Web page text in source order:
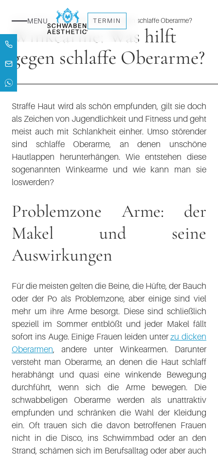
MENU TERMIN
Home→Blog Winkearme: Was hilft gegen schlaffe Oberarme?
Winkearme: Was hilft
gegen schlaffe Oberarme?
Straffe Haut wird als schön empfunden, gilt sie doch
als Zeichen von Jugendlichkeit und Fitness und geht
meist auch mit Schlankheit einher. Umso störender
sind schlaffe Oberarme, an denen unschöne
Hautlappen herunterhängen. Wie entstehen diese
sogenannten Winkearme und wie kann man sie
loswerden?
Problemzone Arme: der
Makel und seine
Auswirkungen
Für die meisten gelten die Beine, die Hüfte, der Bauch
oder der Po als Problemzone, aber einige sind viel
mehr um ihre Arme besorgt. Diese sind schließlich
speziell im Sommer entblößt und jeder Makel fällt
sofort ins Auge. Einige Frauen leiden unterzu dicken
Oberarmen, andere unter Winkearmen. Darunter
versteht man Oberarme, an denen die Haut schlaff
herabhängt und quasi eine winkende Bewegung
durchführt, wenn sich die Arme bewegen. Die
schwabbeligen Oberarme werden als unattraktiv
empfunden und schränken die Wahl der Kleidung
ein. Oft trauen sich die davon betroffenen Frauen
nicht in die Disco, ins Schwimmbad oder an den
Strand, schämen sich im Berufsalltag oder aber auch